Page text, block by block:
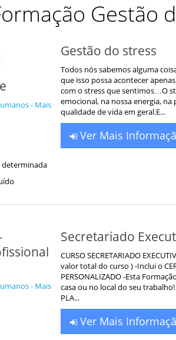
Gestão
- Mais
determinada
Gestão do stress
Todos nós sabemos alguma
que isso possa acontecer
com o stress que sentimos…O
emocional, na nossa energia,
qualidade de vida em geral.E...
Ver Mais
- Mais
Secretariado
CURSO SECRETARIADO
valor total do curso ) -Inclui o
PERSONALIZADO -Esta
casa ou no local do seu
PLA...
Ver Mais